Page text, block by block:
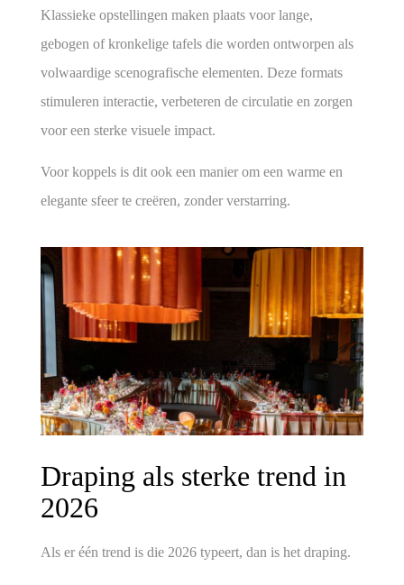
Klassieke opstellingen maken plaats voor lange,
gebogen of kronkelige tafels die worden ontworpen als
volwaardige scenografische elementen. Deze formats
stimuleren interactie, verbeteren de circulatie en zorgen
voor een sterke visuele impact.
Voor koppels is dit ook een manier om een warme en
elegante sfeer te creëren, zonder verstarring.
Draping als sterke trend in
2026
Als er één trend is die 2026 typeert, dan is hetdraping.